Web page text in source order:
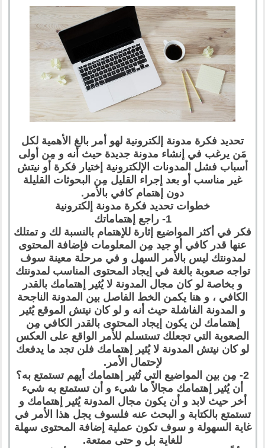
تحديد فكرة مدونة إلكترونية لهو أمر بالغ الأهمية لكل
مَن يرغب في إنشاء مدونة جديدة حيث أنه و مِن أولى
أسباب فشل المدونات الإلكترونية إختيار فكرة أو نيتش
غير مناسب أو بعد إجراء القليل مِن البحوثات القليلة
دون إهتمام كافي بالأمر.
خطوات تحديد فكرة مدونة إلكترونية
1- راجع إهتماماتك
فكر في أكثر المواضيع إثارة للإهتمام بالنسبة لك و تمتلك
عنها قدر كافي أو جيد مِن المعلومات فإضافة المحتوى
لمدونتك ليس بالأمر السهل و في مرحلة معينة سوف
تواجه صعوبة بالغة في إيجاد المحتوى المناسب لمدونتك
و بخاصة لو كان مجال المدونة لا يُثير إهتمامك بالقدر
الكافي ، و هنا يكمن الخط الفاصل بين المدونة الناجحة
و المدونة الفاشلة حيث أنه و لو كان نيتش الموقع يُثير
إهتمامك لن يكون إيجاد المحتوى بالقدر الكافي مِن
الصعوبة التي تجعلك تستسلم للأمر الواقع على العكس
لو كان نيتش المدونة لا يُثير إهتمامك فلن تجد ما يدفعك
لإحتمال الأمر.
2- مِن بين المواضيع التي تُثير إهتمامك أيهم تستمتع به؟
أن يُثير إهتمامك مجالاً ما شيء و أن تستمتع به شيء
أخر حيث لابد و أن يكون مجال المدونة يُثير إهتمامك و
تستمتع بالكتابة و البحث عنه فلسوف يجل هذا الأمر في
غاية السهولة و سوف تكون عملية إضافة المحتوى سهلة
للغاية بل و حتى ممتعة.